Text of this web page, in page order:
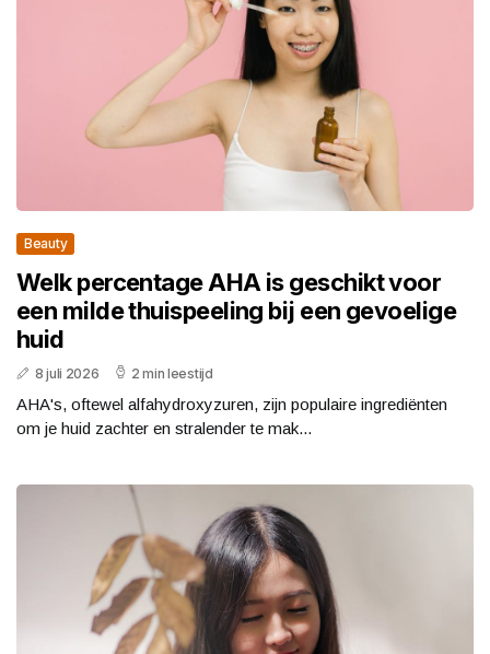
Beauty
Welk percentage AHA is geschikt voor
een milde thuispeeling bij een gevoelige
huid
8 juli 2026 2 min leestijd
AHA's, oftewel alfahydroxyzuren, zijn populaire ingrediënten
om je huid zachter en stralender te mak...